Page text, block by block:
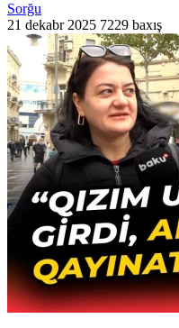
Sorğu
21 dekabr 2025 7229 baxış